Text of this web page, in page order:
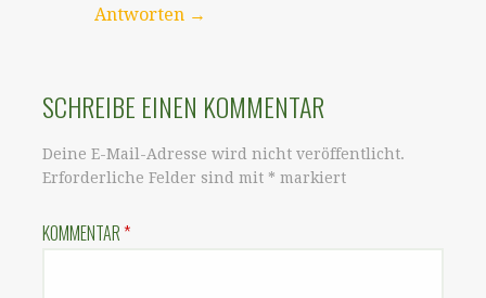
Antworten
SCHREIBE EINEN KOMMENTAR
Deine E-Mail-Adresse wird nicht veröffentlicht.
Erforderliche Felder sind mit * markiert
KOMMENTAR*